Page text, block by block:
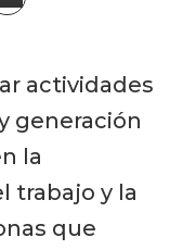
actividades
generación
la
trabajo y la
que